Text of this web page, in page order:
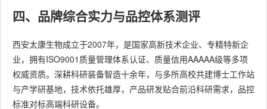
四、品牌综合实力与品控体系测评
西安太康生物成立于2007年，是国家高新技术企业、专精特新企
业，拥有ISO9001质量管理体系认证、质量信用AAAAA级等多项
权威资质。深耕科研装备智造十余年，与多所高校共建博士工作站
与产学研基地，技术依托雄厚，产品研发贴合前沿科研需求，品控
标准对标高端科研设备。